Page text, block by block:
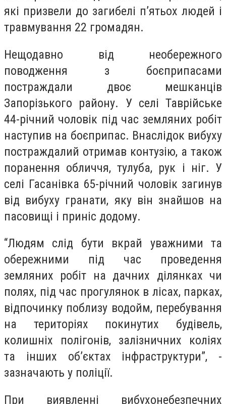
які призвели до загибелі п’ятьох людей і
травмування 22 громадян.
Нещодавно від необережного
поводження з боєприпасами
постраждали двоє мешканців
Запорізького району. У селі Таврійське
44-річний чоловік під час земляних робіт
наступив на боєприпас. Внаслідок вибуху
постраждалий отримав контузію, а також
поранення обличчя, тулуба, рук і ніг. У
селі Гасанівка 65-річний чоловік загинув
від вибуху гранати, яку він знайшов на
пасовищі і приніс додому.
“Людям слід бути вкрай уважними та
обережними під час проведення
земляних робіт на дачних ділянках чи
полях, під час прогулянок в лісах, парках,
відпочинку поблизу водойм, перебування
на територіях покинутих будівель,
колишніх полігонів, залізничних коліях
та інших об’єктах інфраструктури”, -
зазначають у поліції.
При виявленні вибухонебезпечних